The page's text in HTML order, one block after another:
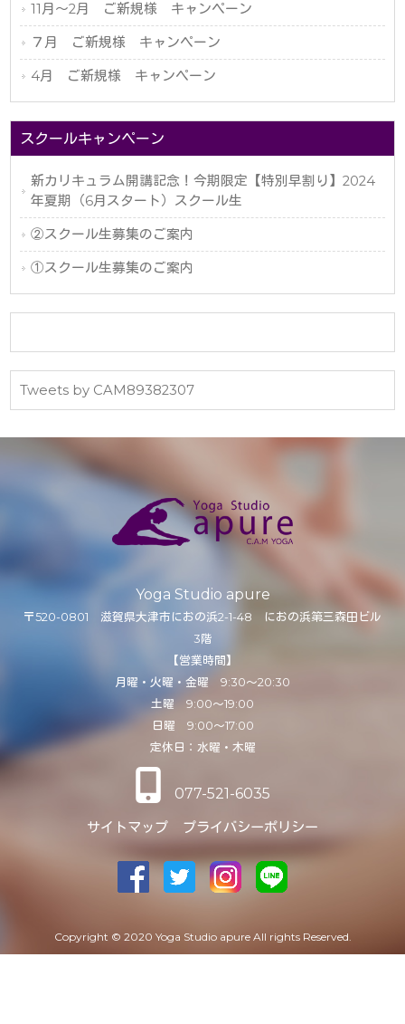
11月〜2月 ご新規様 キャンペーン
７月 ご新規様 キャンペーン
4月 ご新規様 キャンペーン
スクールキャンペーン
新カリキュラム開講記念！今期限定【特別早割り】2024
年夏期（6月スタート）スクール生
②スクール生募集のご案内
①スクール生募集のご案内
Tweets by CAM89382307
Yoga Studio apure
〒520-0801 滋賀県大津市におの浜2-1-48 におの浜第三森田ビル
3階
【営業時間】
月曜・火曜・金曜 9:30～20:30
土曜 9:00～19:00
日曜 9:00～17:00
定休日：水曜・木曜
077-521-6035
サイトマップ
プライバシーポリシー
Copyright © 2020 Yoga Studio apure All rights Reserved.